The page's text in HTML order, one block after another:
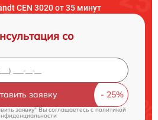
CEN 3020 от 35 минут
со
заявку
заявку" Вы соглашаетесь cполитикой